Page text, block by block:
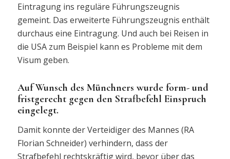
Eintragung ins reguläre Führungszeugnis
gemeint. Das erweiterte Führungszeugnis enthält
durchaus eine Eintragung. Und auch bei Reisen in
die USA zum Beispiel kann es Probleme mit dem
Visum geben.
Auf Wunsch des Münchners wurde form- und
fristgerecht gegen den Strafbefehl Einspruch
eingelegt.
Damit konnte der Verteidiger des Mannes (RA
Florian Schneider) verhindern, dass der
Strafbefehl rechtskräftig wird, bevor über das